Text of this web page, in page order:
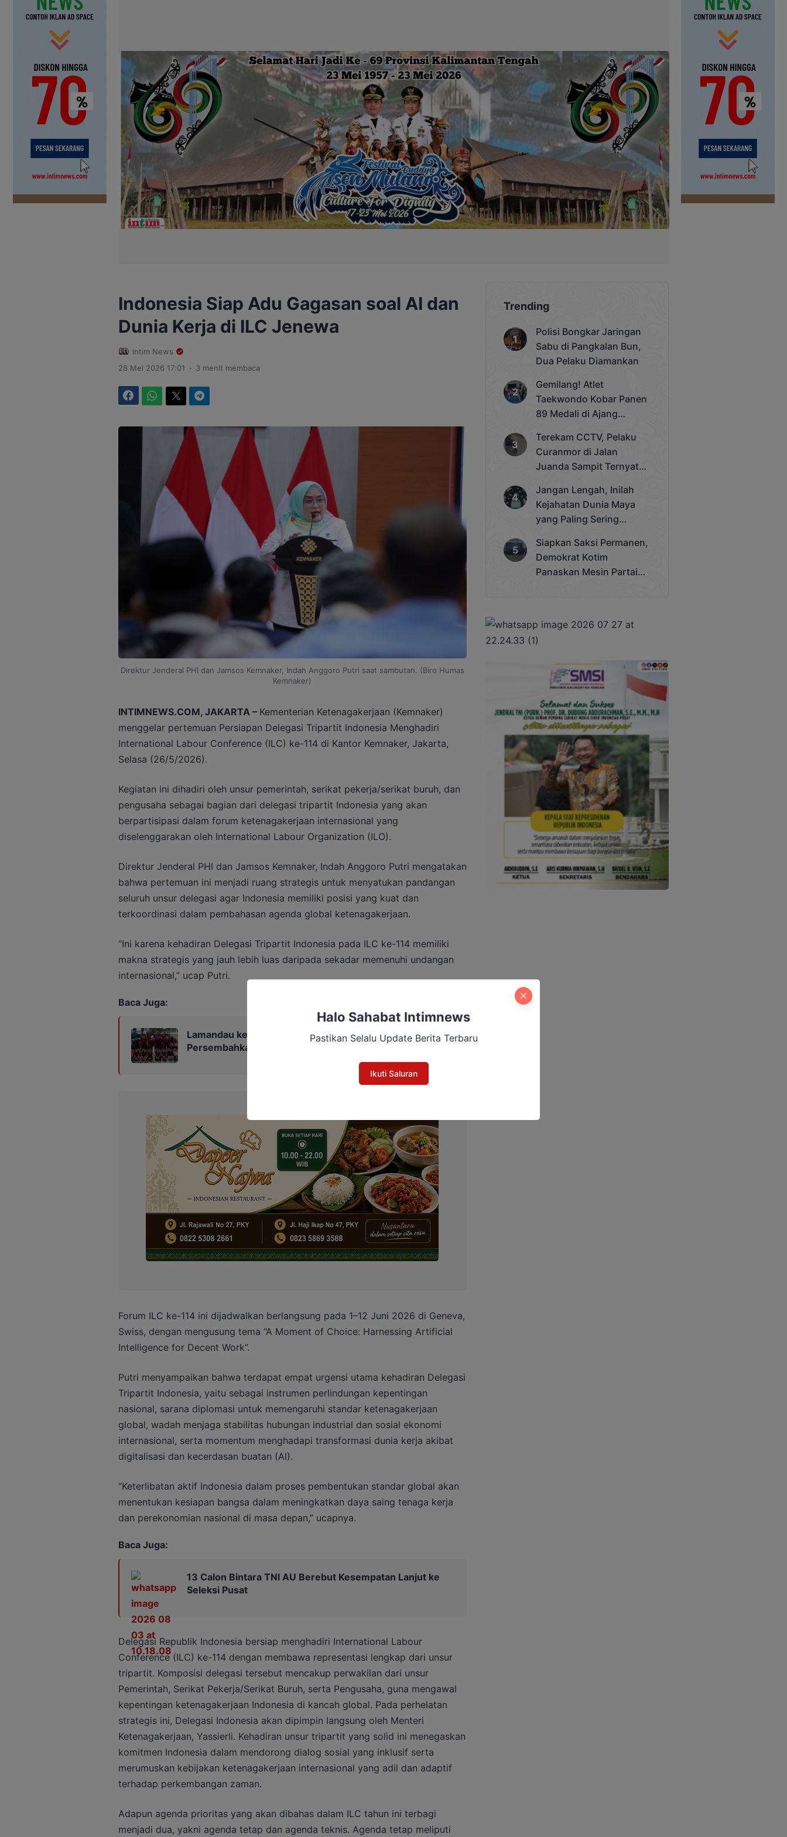
Indonesia Siap Adu Gagasan soal AI dan
Dunia Kerja di ILC Jenewa
Intim News
28 Mei 2026 17:01
. 3 menit membaca
Direktur Jenderal PHI dan Jamsos Kemnaker, Indah Anggoro Putri saat sambutan. (Biro Humas
Kemnaker)
INTIMNEWS.COM, JAKARTA – Kementerian Ketenagakerjaan (Kemnaker)
menggelar pertemuan Persiapan Delegasi Tripartit Indonesia Menghadiri
International Labour Conference (ILC) ke-114 di Kantor Kemnaker, Jakarta,
Selasa (26/5/2026).
Kegiatan ini dihadiri oleh unsur pemerintah, serikat pekerja/serikat buruh, dan
pengusaha sebagai bagian dari delegasi tripartit Indonesia yang akan
berpartisipasi dalam forum ketenagakerjaan internasional yang
diselenggarakan oleh International Labour Organization (ILO).
Direktur Jenderal PHI dan Jamsos Kemnaker, Indah Anggoro Putri mengatakan
bahwa pertemuan ini menjadi ruang strategis untuk menyatukan pandangan
seluruh unsur delegasi agar Indonesia memiliki posisi yang kuat dan
terkoordinasi dalam pembahasan agenda global ketenagakerjaan.
“Ini karena kehadiran Delegasi Tripartit Indonesia pada ILC ke-114 memiliki
makna strategis yang jauh lebih luas daripada sekadar memenuhi undangan
internasional,” ucap Putri.
Baca Juga:
Lamandau ke Final Gubernur Cup, Selangkah Lagi
Persembahkan Kado untuk Hari Jadi ke-24
Forum ILC ke-114 ini dijadwalkan berlangsung pada 1–12 Juni 2026 di Geneva,
Swiss, dengan mengusung tema “A Moment of Choice: Harnessing Artificial
Intelligence for Decent Work”.
Putri menyampaikan bahwa terdapat empat urgensi utama kehadiran Delegasi
Tripartit Indonesia, yaitu sebagai instrumen perlindungan kepentingan
nasional, sarana diplomasi untuk memengaruhi standar ketenagakerjaan
global, wadah menjaga stabilitas hubungan industrial dan sosial ekonomi
internasional, serta momentum menghadapi transformasi dunia kerja akibat
digitalisasi dan kecerdasan buatan (AI).
“Keterlibatan aktif Indonesia dalam proses pembentukan standar global akan
menentukan kesiapan bangsa dalam meningkatkan daya saing tenaga kerja
dan perekonomian nasional di masa depan,” ucapnya.
Baca Juga:
13 Calon Bintara TNI AU Berebut Kesempatan Lanjut ke
Seleksi Pusat
Delegasi Republik Indonesia bersiap menghadiri International Labour
Conference (ILC) ke-114 dengan membawa representasi lengkap dari unsur
tripartit. Komposisi delegasi tersebut mencakup perwakilan dari unsur
Pemerintah, Serikat Pekerja/Serikat Buruh, serta Pengusaha, guna mengawal
kepentingan ketenagakerjaan Indonesia di kancah global. Pada perhelatan
strategis ini, Delegasi Indonesia akan dipimpin langsung oleh Menteri
Ketenagakerjaan, Yassierli. Kehadiran unsur tripartit yang solid ini menegaskan
komitmen Indonesia dalam mendorong dialog sosial yang inklusif serta
merumuskan kebijakan ketenagakerjaan internasional yang adil dan adaptif
terhadap perkembangan zaman.
Adapun agenda prioritas yang akan dibahas dalam ILC tahun ini terbagi
menjadi dua, yakni agenda tetap dan agenda teknis. Agenda tetap meliputi
Trending
Polisi Bongkar Jaringan
Sabu di Pangkalan Bun,
Dua Pelaku Diamankan
Gemilang! Atlet
Taekwondo Kobar Panen
89 Medali di Ajang
Cup 2025
Terekam CCTV, Pelaku
Curanmor di Jalan
Juanda Sampit Ternyata
Jangan Lengah, Inilah
Kejahatan Dunia Maya
yang Paling Sering
Siapkan Saksi Permanen,
Demokrat Kotim
Panaskan Mesin Partai
Halo Sahabat Intimnews
Pastikan Selalu Update Berita Terbaru
Ikuti Saluran